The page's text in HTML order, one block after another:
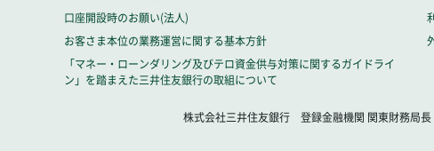
口座開設時のお願い(法人)
お客さま本位の業務運営に関する基本方針
「マネー・ローンダリング及びテロ資金供与対策に関するガイドライ
ン」を踏まえた三井住友銀行の取組について
株式会社三井住友銀行 登録金融機関 関東財務局